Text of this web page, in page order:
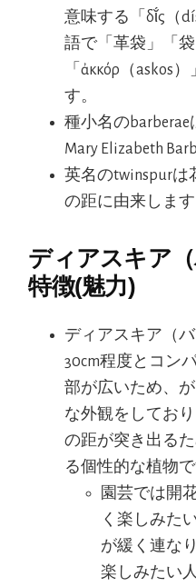
意味する「δῐ́ς（
語で「革袋」「
「ἀκκόρ（askos
す。
種小名の
Mary Elizabeth
英名のtwinspurは
の距に由来します
ディアスキア
特徴(魅力)
ディアスキア（
30cm程度とコン
部が広いため、
な外観をしてお
の距が突き出る
る個性的な植物で
園芸では開
く楽しみた
が緩く連な
楽しみたい